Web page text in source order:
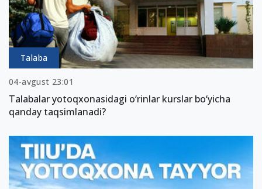
Talaba
04-avgust 23:01
Talabalar yotoqxonasidagi o‘rinlar kurslar bo‘yicha
qanday taqsimlanadi?